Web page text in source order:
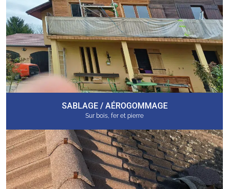
SABLAGE / AÉROGOMMAGE
Sur bois, fer et pierre